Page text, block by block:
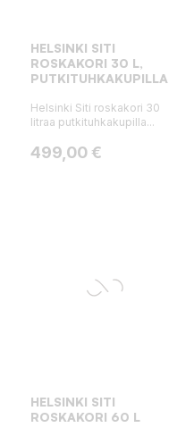
HELSINKI SITI
ROSKAKORI 30 L,
PUTKITUHKAKUPILLA
Helsinki Siti roskakori 30
litraa putkituhkakupilla...
Hinta
499,00 €
HELSINKI SITI
ROSKAKORI 60 L